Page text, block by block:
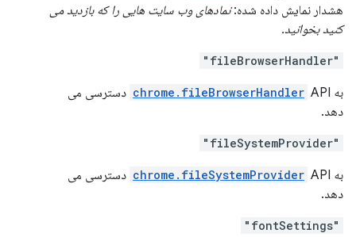
هشدار نمایش داده شده:نمادهای وب سایت هایی را که بازدید می
کنید بخوانید.
"fileBrowserHandler"
به chrome.fileBrowserHandler API دسترسی می
دهد.
"fileSystemProvider"
به chrome.fileSystemProvider API دسترسی می
دهد.
"fontSettings"